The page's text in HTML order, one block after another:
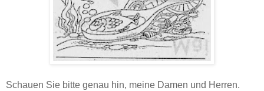
Schauen Sie bitte genau hin, meine Damen und Herren.